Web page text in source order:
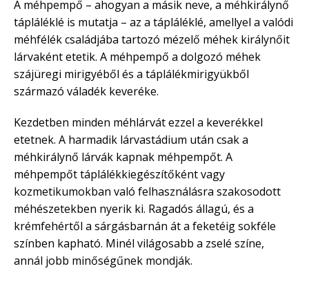
A méhpempő – ahogyan a másik neve, a méhkirálynő
tápláléklé is mutatja – az a tápláléklé, amellyel a valódi
méhfélék családjába tartozó mézelő méhek királynőit
lárvaként etetik. A méhpempő a dolgozó méhek
szájüregi mirigyéből és a táplálékmirigyükből
származó váladék keveréke.
Kezdetben minden méhlárvát ezzel a keverékkel
etetnek. A harmadik lárvastádium után csak a
méhkirálynő lárvák kapnak méhpempőt. A
méhpempőt táplálékkiegészítőként vagy
kozmetikumokban való felhasználásra szakosodott
méhészetekben nyerik ki. Ragadós állagú, és a
krémfehértől a sárgásbarnán át a feketéig sokféle
színben kapható. Minél világosabb a zselé színe,
annál jobb minőségűnek mondják.